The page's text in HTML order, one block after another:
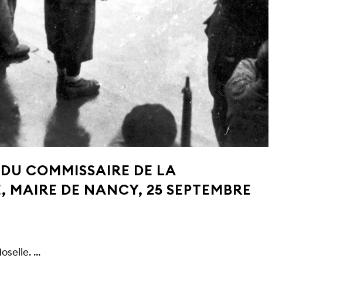
COMMISSAIRE DE LA
DE NANCY, 25 SEPTEMBRE
...